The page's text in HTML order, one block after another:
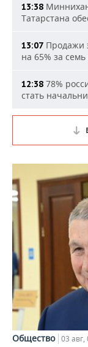
13:38
Татарстана
13:07 Продажи
на 65% за
12:38 78%
стать
Общество 03 авг,